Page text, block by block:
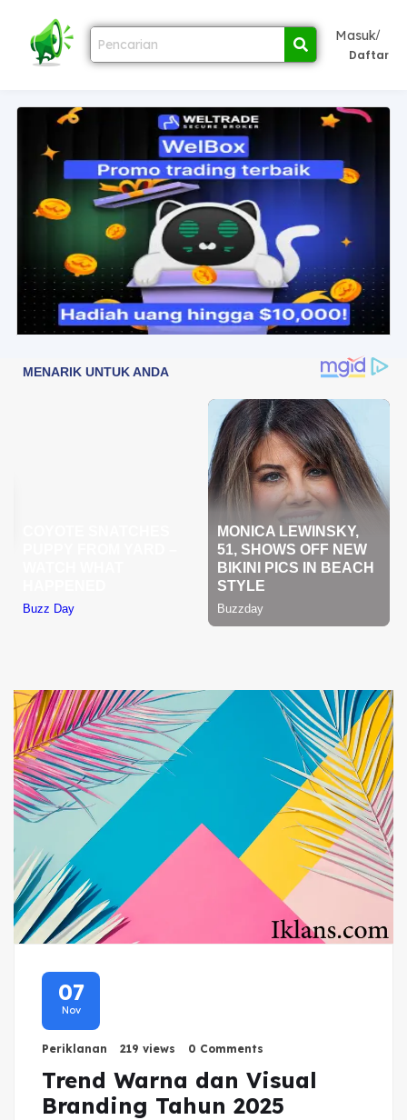
Masuk/
Daftar
07
Nov
Periklanan 219 views 0 Comments
Trend Warna dan Visual
Branding Tahun 2025